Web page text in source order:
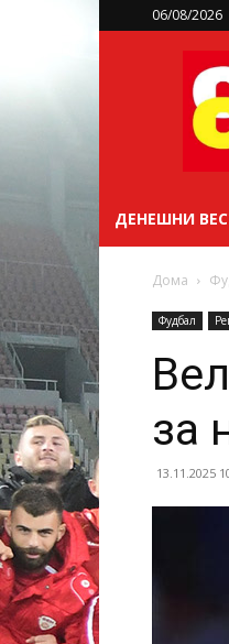
06/08/2026
ДЕНЕШНИ
Дома
Фудбал
за
13.11.2025